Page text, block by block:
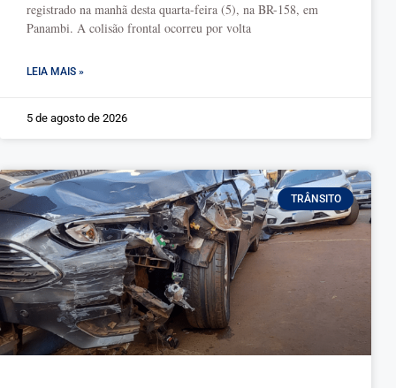
registrado na manhã desta quarta-feira (5), na BR-158, em
Panambi. A colisão frontal ocorreu por volta
LEIA MAIS »
5 de agosto de 2026
TRÂNSITO